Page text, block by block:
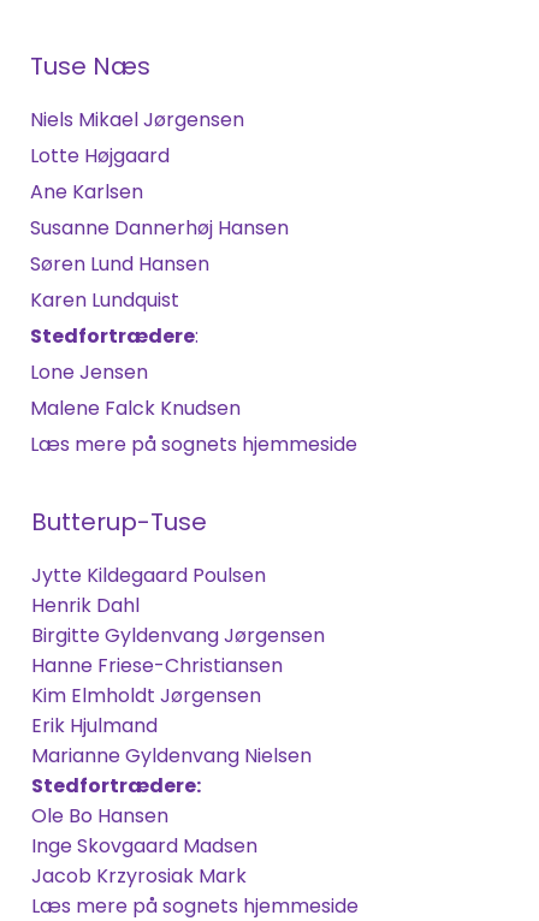
Tuse Næs
Niels Mikael Jørgensen
Lotte Højgaard
Ane Karlsen
Susanne Dannerhøj Hansen
Søren Lund Hansen
Karen Lundquist
Stedfortrædere:
Lone Jensen
Malene Falck Knudsen
Læs mere på sognets hjemmeside
Butterup-Tuse
Jytte Kildegaard Poulsen
Henrik Dahl
Birgitte Gyldenvang Jørgensen
Hanne Friese-Christiansen
Kim Elmholdt Jørgensen
Erik Hjulmand
Marianne Gyldenvang Nielsen
Stedfortrædere:
Ole Bo Hansen
Inge Skovgaard Madsen
Jacob Krzyrosiak Mark
Læs mere på sognets hjemmeside